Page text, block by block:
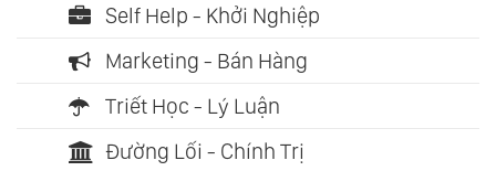
Self Help - Khởi Nghiệp
Marketing - Bán Hàng
Triết Học - Lý Luận
Đường Lối - Chính Trị